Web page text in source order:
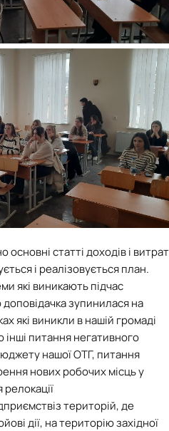
статті доходів і витрат
і реалізовується план.
які виникають підчас
зупинилася на
які виникли в нашій громаді
питання негативного
нашої ОТГ, питання
нових робочих місць у
територій, де
дії, на територію західної